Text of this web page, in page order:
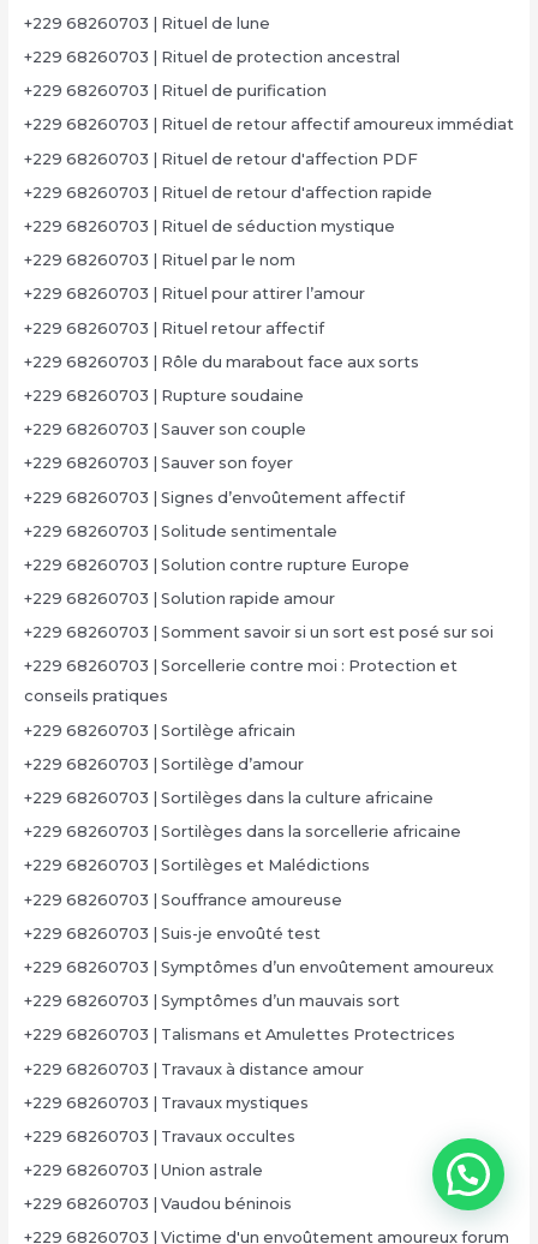
+229 68260703 | Rituel de lune
+229 68260703 | Rituel de protection ancestral
+229 68260703 | Rituel de purification
+229 68260703 | Rituel de retour affectif amoureux immédiat
+229 68260703 | Rituel de retour d'affection PDF
+229 68260703 | Rituel de retour d'affection rapide
+229 68260703 | Rituel de séduction mystique
+229 68260703 | Rituel par le nom
+229 68260703 | Rituel pour attirer l’amour
+229 68260703 | Rituel retour affectif
+229 68260703 | Rôle du marabout face aux sorts
+229 68260703 | Rupture soudaine
+229 68260703 | Sauver son couple
+229 68260703 | Sauver son foyer
+229 68260703 | Signes d’envoûtement affectif
+229 68260703 | Solitude sentimentale
+229 68260703 | Solution contre rupture Europe
+229 68260703 | Solution rapide amour
+229 68260703 | Somment savoir si un sort est posé sur soi
+229 68260703 | Sorcellerie contre moi : Protection et
conseils pratiques
+229 68260703 | Sortilège africain
+229 68260703 | Sortilège d’amour
+229 68260703 | Sortilèges dans la culture africaine
+229 68260703 | Sortilèges dans la sorcellerie africaine
+229 68260703 | Sortilèges et Malédictions
+229 68260703 | Souffrance amoureuse
+229 68260703 | Suis-je envoûté test
+229 68260703 | Symptômes d’un envoûtement amoureux
+229 68260703 | Symptômes d’un mauvais sort
+229 68260703 | Talismans et Amulettes Protectrices
+229 68260703 | Travaux à distance amour
+229 68260703 | Travaux mystiques
+229 68260703 | Travaux occultes
+229 68260703 | Union astrale
+229 68260703 | Vaudou béninois
+229 68260703 | Victime d'un envoûtement amoureux forum